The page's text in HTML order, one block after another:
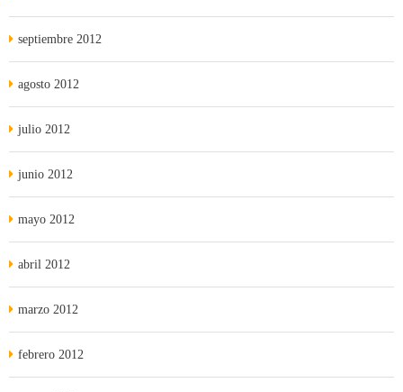
septiembre 2012
agosto 2012
julio 2012
junio 2012
mayo 2012
abril 2012
marzo 2012
febrero 2012